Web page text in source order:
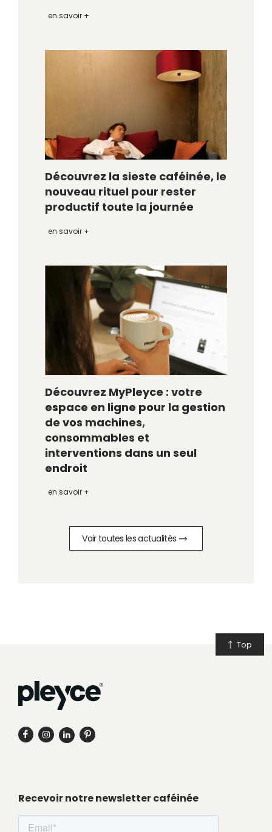
en savoir +
Découvrez la sieste caféinée, le
nouveau rituel pour rester
productif toute la journée
en savoir +
Découvrez MyPleyce : votre
espace en ligne pour la gestion
de vos machines,
consommables et
interventions dans un seul
endroit
en savoir +
Voir toutes les actualités
Top
Recevoir notre newsletter caféinée